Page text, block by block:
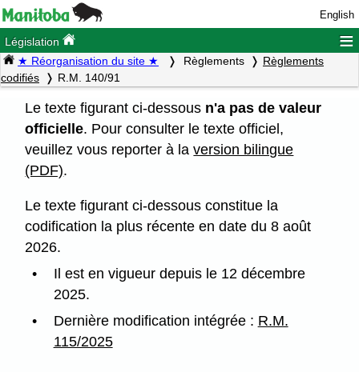
English
Législation ≡
★ Réorganisation du site ★ Règlements
Règlements
codifiés
R.M. 140/91
Le texte figurant ci-dessous n'a pas de valeur
officielle. Pour consulter le texte officiel,
veuillez vous reporter à laversion bilingue
(PDF).
Le texte figurant ci-dessous constitue la
codification la plus récente en date du 8 août
2026.
Il est en vigueur depuis le 12 décembre
2025.
Dernière modification intégrée : R.M.
115/2025